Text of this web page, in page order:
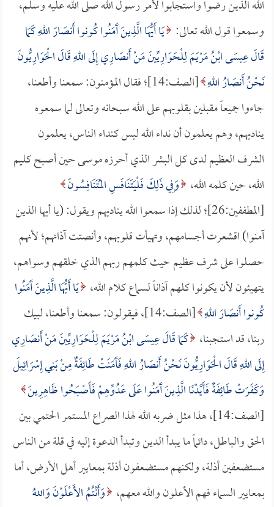
الله الذين رضوا واستجابوا لأمر رسول الله صلى الله عليه وسلم،
وسمعوا قول الله تعالى: يَا أَيُّهَا الَّذِينَ آَمَنُوا كُونوا أَنصَارَ اللهِ كَمَا
قَالَ عِيسَى ابْنُ مَرْيَمَ لِلْحَوَارِيِّينَ مَنْ أَنصَارِي إِلَى اللهِ قَالَ الْحَوَارِيُّونَ
نَحْنُ أَنصَارُ اللهِ
[الصف:14]؛ فقال المؤمنون: سمعنا وأطعنا،
جاءوا جميعاً مقبلين بقلوبهم على الله سبحانه وتعالى لما سمعوه
يناديهم، وهم يعلمون أن نداء الله ليس كنداء الناس، يعلمون
الشرف العظيم لدى كل البشر الذي أحرزه موسى حين أصبح كليم
الله، حين كلمه الله، وَفِي ذَلِكَ فَلْيَتَنَافَسِ المُتَنَافِسُونَ
[المطففين:26]؛ لذلك إذا سمعوا الله يناديهم ويقول: (يا أيها الذين
آمنوا) اقشعرت أجسامهم، وتهيأت قلوبهم، وأنصتت آذانهم؛ لأنهم
حصلوا على شرف عظيم حيث كلمهم ربهم الذي خلقهم وسواهم،
يتهيئون لأن يكونوا كلهم آذاناً لسماع كلام الله، يَا أَيُّهَا الَّذِينَ آَمَنُوا
كُونوا أَنصَارَ اللهِ
[الصف:14]، فيقولون: سمعنا وأطعنا، لبيك
ربنا، قد استجبنا، كَمَا قَالَ عِيسَى ابْنُ مَرْيَمَ لِلْحَوَارِيِّينَ مَنْ أَنصَارِي
إِلَى اللهِ قَالَ الْحَوَارِيُّونَ نَحْنُ أَنصَارُ اللهِ فَآَمَنَتْ طَائِفَةٌ مِنْ بَنِي إِسْرَائِيلَ
وَكَفَرَتْ طَائِفَةٌ فَأَيَّدْنَا الَّذِينَ آَمَنُوا عَلَى عَدُوِّهِمْ فَأَصْبَحُوا ظَاهِرِينَ
[الصف:14]، هذا مثل ضربه الله لهذا الصراع المستمر الحتمي بين
الحق والباطل، دائماً ما يبدأ الدين وتبدأ الدعوة إليه في قلة من الناس
مستضعفين أذلة، ولكنهم مستضعفون أذلة بمعايير أهل الأرض، أما
بمعايير السماء فهم الأعلون والله معهم، وَأَنْتُمُ الأَعْلَوْنَ وَاللهُ